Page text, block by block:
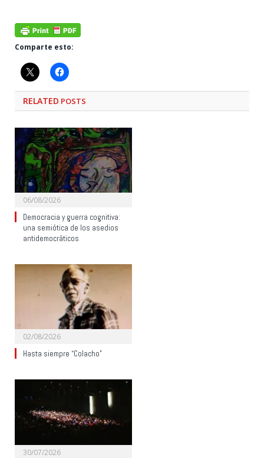
Comparte esto:
RELATED POSTS
06/08/2026
Democracia y guerra cognitiva:
una semiótica de los asedios
antidemocráticos
02/08/2026
Hasta siempre “Colacho”
30/07/2026